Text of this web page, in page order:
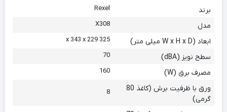
برند Rexel
مدل X308
ابعاد (W x H x D میلی متر) 325 x 343 x 229
سطح نویز (dBA) 70
مصرف برق (W) 160
ورق با ظرفیت برش (کاغذ 80
گرمی)
8